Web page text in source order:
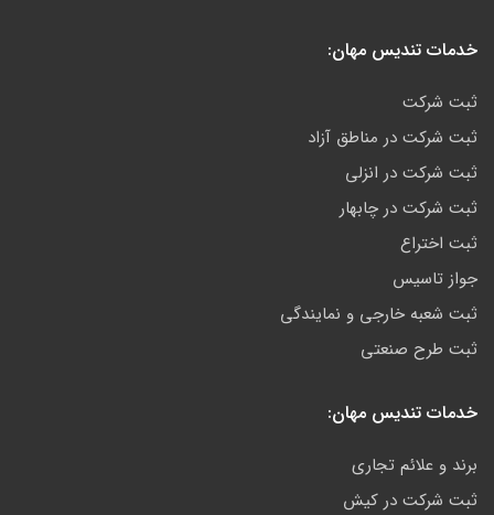
خدمات تندیس مهان:
ثبت شرکت
ثبت شرکت در مناطق آزاد
ثبت شرکت در انزلی
ثبت شرکت در چابهار
ثبت اختراع
جواز تاسیس
ثبت شعبه خارجی و نمایندگی
ثبت طرح صنعتی
خدمات تندیس مهان:
برند و علائم تجاری
ثبت شرکت در کیش